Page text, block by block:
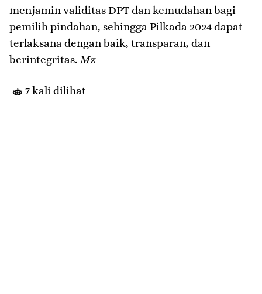
menjamin validitas DPT dan kemudahan bagi
pemilih pindahan, sehingga Pilkada 2024 dapat
terlaksana dengan baik, transparan, dan
berintegritas. Mz
7 kali dilihat